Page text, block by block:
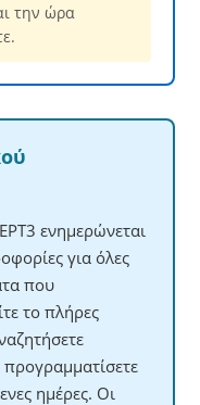
την ώρα
ενημερώνεται
για όλες
που
το πλήρες
προγραμματίσετε
ημέρες. Οι